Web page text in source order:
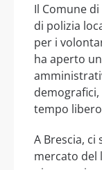
Il Comune
di polizia
per i
ha aperto
tempo
A Brescia,
mercato del